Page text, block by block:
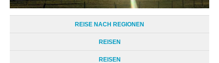
REISE NACH REGIONEN
REISEN
REISEN